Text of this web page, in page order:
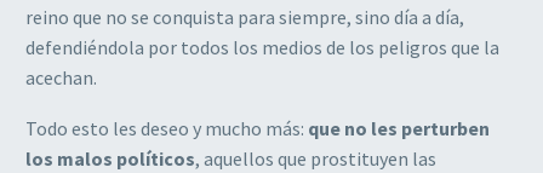
reino que no se conquista para siempre, sino día a día,
defendiéndola por todos los medios de los peligros que la
acechan.
Todo esto les deseo y mucho más: que no les perturben
los malos políticos, aquellos que prostituyen las